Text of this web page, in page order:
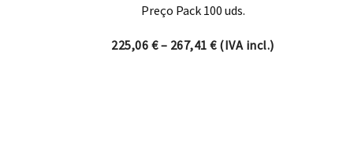
Preço Pack 100 uds.
225,06 €– 267,41€Price range: 225,06 €
(IVA incl.)